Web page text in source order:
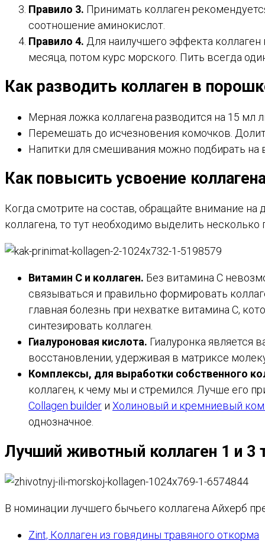
Правило 3. Принимать коллаген
соотношение аминокислот.
Правило 4. Для наилучшего эффекта
месяца, потом курс морского. Пить всегда
Как разводить коллаген в
Мерная ложка коллагена разводится на 15 мл
Перемешать до исчезновения комочков.
Напитки для смешивания можно подбирать на
Как повысить усвоение
Когда смотрите на состав, обращайте внимание
коллагена, то тут необходимо выделить
Витамин С и коллаген. Без витамина С
связываться и правильно формировать
главная болезнь при нехватке витамина С,
синтезировать коллаген.
Гиалуроновая кислота. Гиалуронка является
восстановлении, удерживая в матриксе
Комплексы, для выработки собственного
коллаген, к чему мы и стремился. Лучше его
Collagen builder и Холиновый и кремниевый
однозначное.
Лучший животный коллаген 1 и 3
В номинации лучшего бычьего коллагена Айхерб
Zint, Коллаген из говядины травяного откорма